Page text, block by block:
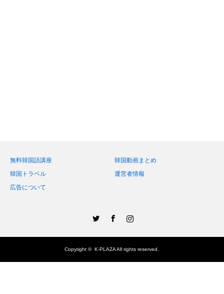
無料韓国語講座
韓国動画まとめ
韓国トラベル
運営者情報
広告について
Copyright © K-PLAZAAll rights reserved.